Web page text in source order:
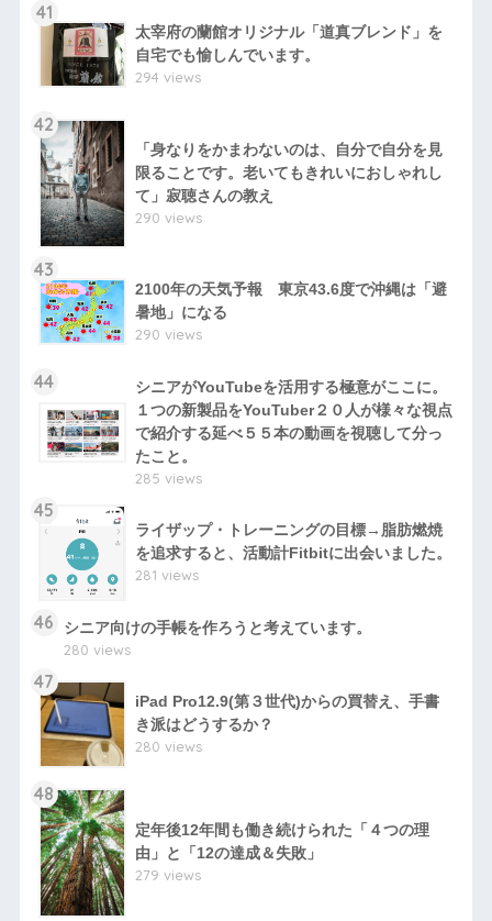
41
太宰府の蘭館オリジナル「道真ブレンド」を
自宅でも愉しんでいます。
294 views
42
「身なりをかまわないのは、自分で自分を見
限ることです。老いてもきれいにおしゃれし
て」寂聴さんの教え
290 views
43
2100年の天気予報 東京43.6度で沖縄は「避
暑地」になる
290 views
44
シニアがYouTubeを活用する極意がここに。
１つの新製品をYouTuber２０人が様々な視点
で紹介する延べ５５本の動画を視聴して分っ
たこと。
285 views
45
ライザップ・トレーニングの目標→脂肪燃焼
を追求すると、活動計Fitbitに出会いました。
281 views
46
シニア向けの手帳を作ろうと考えています。
280 views
47
iPad Pro12.9(第３世代)からの買替え、手書
き派はどうするか？
280 views
48
定年後12年間も働き続けられた「４つの理
由」と「12の達成＆失敗」
279 views